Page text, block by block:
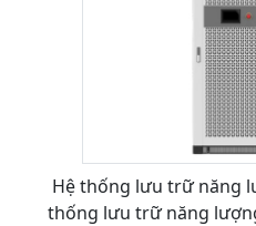
Hệ thống lưu trữ năng
thống lưu trữ năng